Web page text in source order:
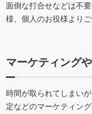
面倒な打合せなどは不
様、個人のお役様より
マーケティング
時間が取られてしまい
定などのマーケティン